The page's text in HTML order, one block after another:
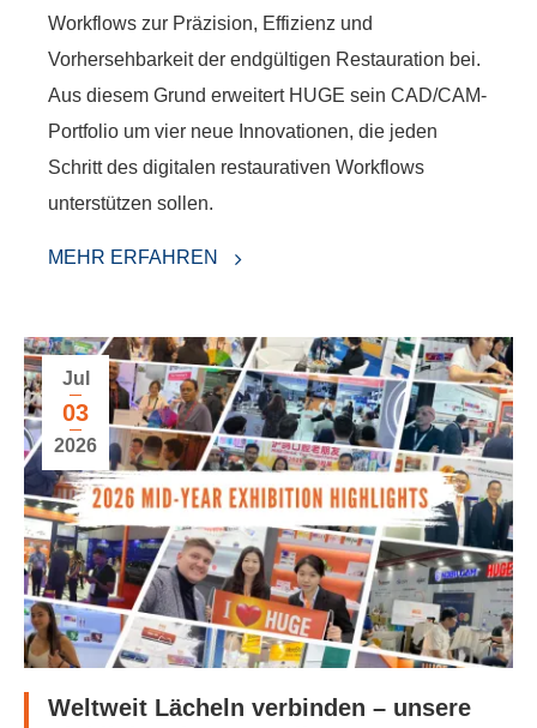
Workflows zur Präzision, Effizienz und
Vorhersehbarkeit der endgültigen Restauration bei.
Aus diesem Grund erweitert HUGE sein CAD/CAM-
Portfolio um vier neue Innovationen, die jeden
Schritt des digitalen restaurativen Workflows
unterstützen sollen.
MEHR ERFAHREN
Jul
03
2026
Weltweit Lächeln verbinden – unsere